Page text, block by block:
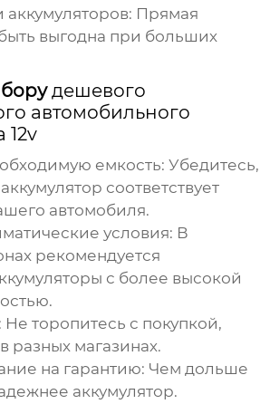
Прямая
выгодна при больших
дешевого
автомобильного
12v
емкость: Убедитесь,
соответствует
автомобиля.
условия: В
рекомендуется
с более высокой
Не торопитесь с покупкой,
разных магазинах.
на гарантию: Чем дольше
аккумулятор.